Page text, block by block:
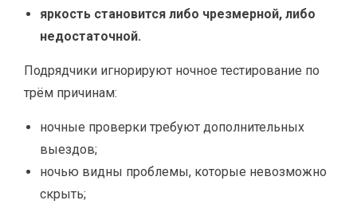
яркость становится либо чрезмерной, либо
недостаточной.
Подрядчики игнорируют ночное тестирование по
трём причинам:
ночные проверки требуют дополнительных
выездов;
ночью видны проблемы, которые невозможно
скрыть;